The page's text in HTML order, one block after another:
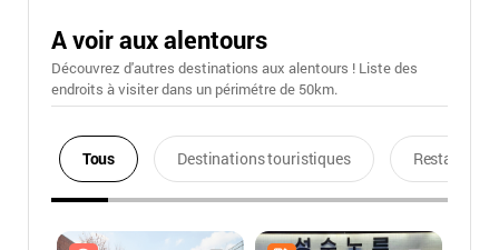
A voir aux alentours
Découvrez d'autres destinations aux alentours ! Liste des
endroits à visiter dans un périmétre de 50km.
Tous Destinations touristiques Restaurants